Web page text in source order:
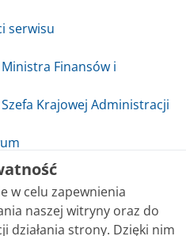
serwisu
Finansów i
Krajowej Administracji
w celu zapewnienia
naszej witryny oraz do
działania strony. Dzięki nim